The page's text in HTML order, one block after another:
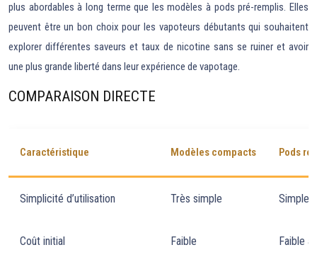
plus abordables à long terme que les modèles à pods pré-remplis. Elles
peuvent être un bon choix pour les vapoteurs débutants qui souhaitent
explorer différentes saveurs et taux de nicotine sans se ruiner et avoir
une plus grande liberté dans leur expérience de vapotage.
COMPARAISON DIRECTE
Caractéristique Modèles compacts Pods
Simplicité d’utilisation Très simple Simple
Coût initial Faible Faible à